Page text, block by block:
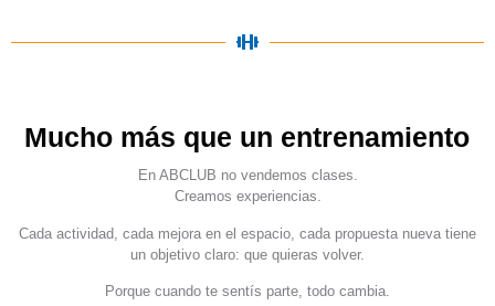
Mucho más que un entrenamiento
En ABCLUB no vendemos clases.
Creamos experiencias.
Cada actividad, cada mejora en el espacio, cada propuesta nueva tiene
un objetivo claro: que quieras volver.
Porque cuando te sentís parte, todo cambia.